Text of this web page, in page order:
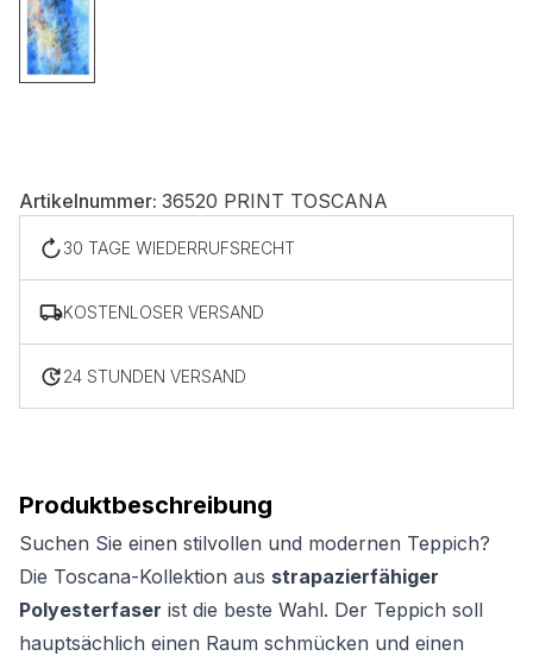
Produktbeschreibung
Suchen Sie einen stilvollen und modernen Teppich?
Die Toscana-Kollektion aus strapazierfähiger
Polyesterfaser ist die beste Wahl. Der Teppich soll
hauptsächlich einen Raum schmücken und einen
Artikelnummer: 36520 PRINT TOSCANA
30 TAGE WIEDERRUFSRECHT
KOSTENLOSER VERSAND
24 STUNDEN VERSAND
Nicht kategorisiert.
Meine Einstellungen speichern
Alle akzeptieren